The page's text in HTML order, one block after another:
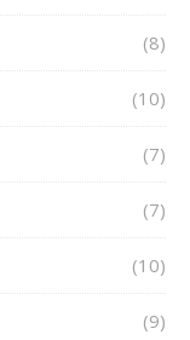
(8)
(10)
(7)
(7)
(10)
(9)